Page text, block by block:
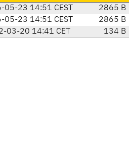
05-23 14:51 CEST
2865 B
05-23 14:51 CEST
2865 B
03-20 14:41 CET 134 B